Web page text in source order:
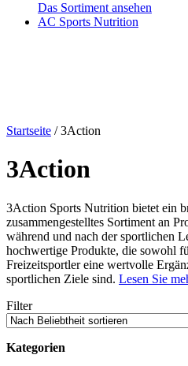
Das Sortiment ansehen
AC Sports Nutrition
Startseite / 3Action
3Action
3Action Sports Nutrition bietet ein
zusammengestelltes Sortiment an
während und nach der sportlichen
hochwertige Produkte, die sowohl
Freizeitsportler eine wertvolle
sportlichen Ziele sind. Lesen Sie
Filter
Kategorien